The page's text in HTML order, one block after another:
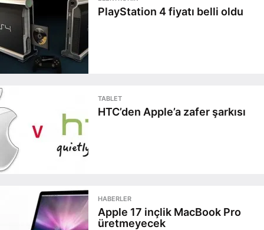
PlayStation 4 fiyatı belli oldu
TABLET
HTC’den Apple’a zafer şarkısı
HABERLER
Apple 17 inçlik MacBook Pro
üretmeyecek